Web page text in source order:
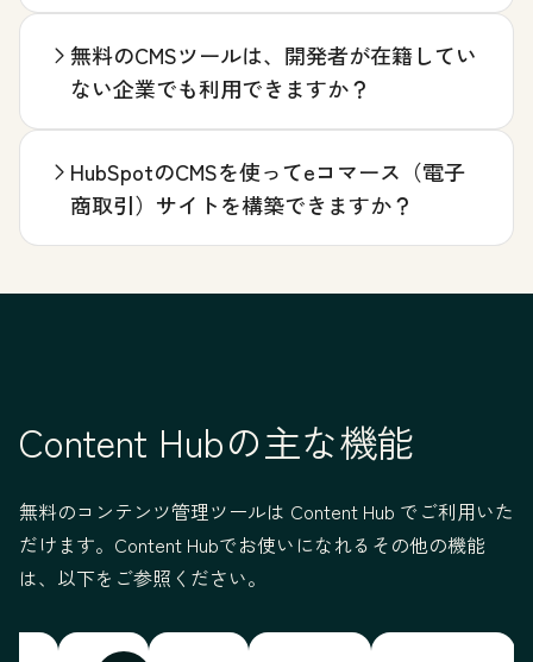
無料のCMSツールは、開発者が在籍してい
ない企業でも利用できますか？
HubSpotのCMSを使ってeコマース（電子
商取引）サイトを構築できますか？
Content Hubの主な機能
無料のコンテンツ管理ツールは Content Hub でご利用いた
だけます。Content Hubでお使いになれるその他の機能
は、以下をご参照ください。